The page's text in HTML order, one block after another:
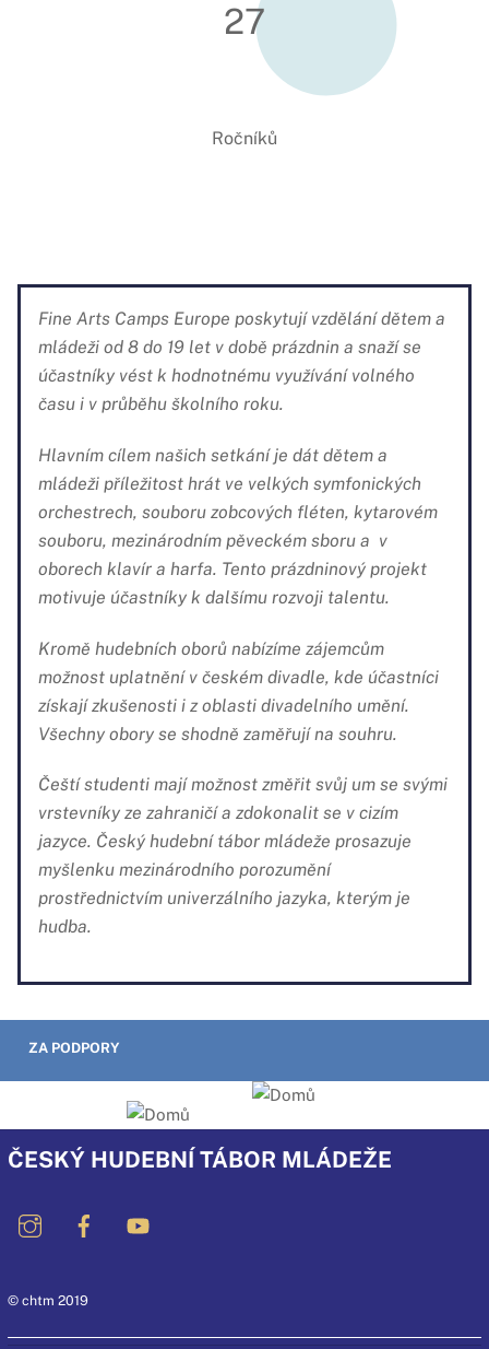
27
Ročníků
Fine Arts Camps Europe poskytují vzdělání dětem a
mládeži od 8 do 19 let v době prázdnin a snaží se
účastníky vést k hodnotnému využívání volného
času i v průběhu školního roku.
Hlavním cílem našich setkání je dát dětem a
mládeži příležitost hrát ve velkých symfonických
orchestrech, souboru zobcových fléten, kytarovém
souboru, mezinárodním pěveckém sboru a v
oborech klavír a harfa. Tento prázdninový projekt
motivuje účastníky k dalšímu rozvoji talentu.
Kromě hudebních oborů nabízíme zájemcům
možnost uplatnění v českém divadle, kde účastníci
získají zkušenosti i z oblasti divadelního umění.
Všechny obory se shodně zaměřují na souhru.
Čeští studenti mají možnost změřit svůj um se svými
vrstevníky ze zahraničí a zdokonalit se v cizím
jazyce. Český hudební tábor mládeže prosazuje
myšlenku mezinárodního porozumění
prostřednictvím univerzálního jazyka, kterým je
hudba.
ZA PODPORY
ČESKÝ HUDEBNÍ TÁBOR MLÁDEŽE
© chtm 2019